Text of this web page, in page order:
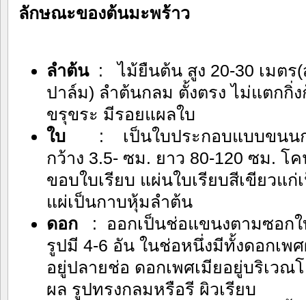
ลักษณะของต้
ลำต้น: ไม้ยืนต้น สูง 20-30 เมตร(
ปาล์ม) ลำต้นกลม ตั้งตรง ไม่แตกกิ่
ขรุขระ มีรอยแผลใบ
ใบ
: เป็นใบประกอบแบบขนนก
กว้าง 3.5- ซม. ยาว 80-120 ซม. โ
ขอบใบเรียบ แผ่นใบเรียบสีเขียวแ
แผ่เป็นกาบหุ้มลำต้น
ดอก: ออกเป็นช่อแขนงตามซอกใ
รูปมี 4-6 อัน ในช่อหนึ่งมีทั้งดอกเพ
อยู่ปลายช่อ ดอกเพศเมียอยู่บริเว
ผล รูปทรงกลมหรือรี ผิวเรียบ